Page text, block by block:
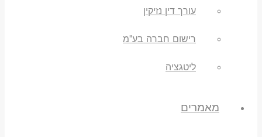
עורך דין נזיקין
רישום חברה בע"מ
ליטגציה
מאמרים